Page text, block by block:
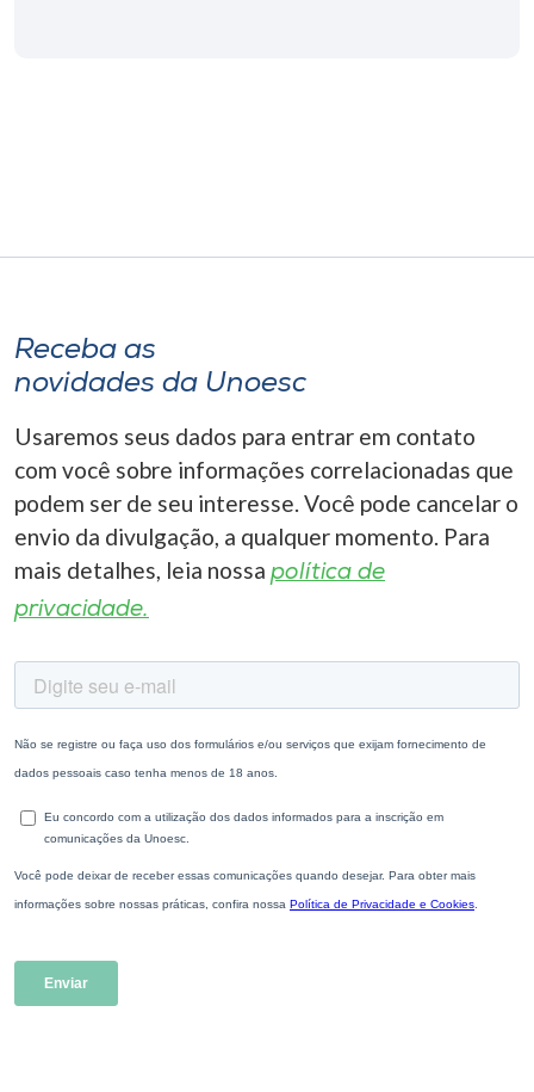
Receba as
novidades da Unoesc
Usaremos seus dados para entrar em contato
com você sobre informações correlacionadas que
podem ser de seu interesse. Você pode cancelar o
envio da divulgação, a qualquer momento. Para
mais detalhes, leia nossa política de
privacidade.